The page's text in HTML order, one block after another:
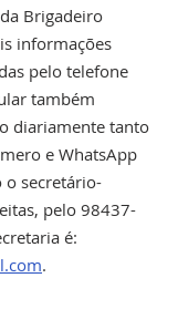
Brigadeiro
informações
pelo telefone
também
diariamente tanto
e WhatsApp
secretário-
pelo 98437-
é:
.